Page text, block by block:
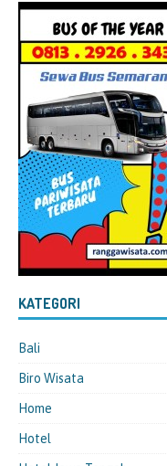
KATEGORI
Bali
Biro Wisata
Home
Hotel